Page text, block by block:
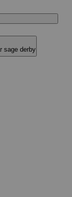
sage derby